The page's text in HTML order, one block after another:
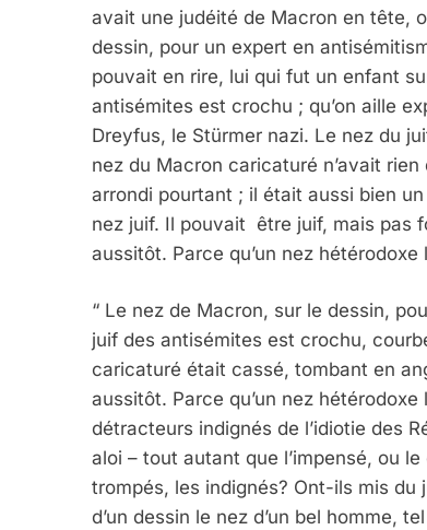
avait une judéité de Macron en tête,
dessin, pour un expert en
pouvait en rire, lui qui fut un enfant
antisémites est crochu ; qu’on aille
Dreyfus, le Stürmer nazi. Le nez du
nez du Macron caricaturé n’avait
arrondi pourtant ; il était aussi bien
nez juif. Il pouvait être juif, mais pas
aussitôt. Parce qu’un nez
“ Le nez de Macron, sur le dessin,
juif des antisémites est crochu,
caricaturé était cassé, tombant en
aussitôt. Parce qu’un nez
détracteurs indignés de l’idiotie des
aloi – tout autant que l’impensé, ou
trompés, les indignés? Ont-ils mis du
d’un dessin le nez d’un bel homme,